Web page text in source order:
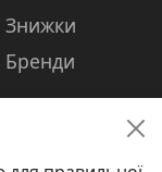
Знижки
Бренди